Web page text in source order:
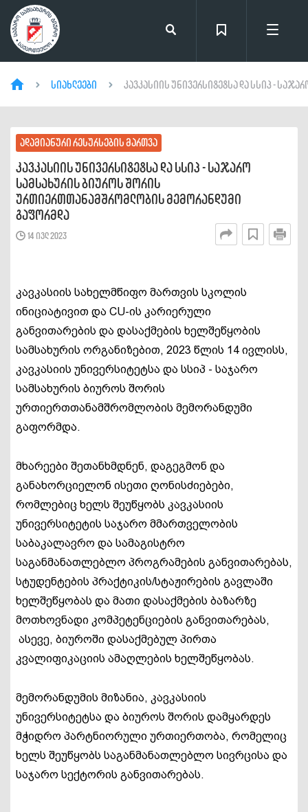
სიახლეები კავკასიის უნივერსიტეტსა და სსიპ -
ადამიანური რესურსების მართვა
კავკასიის უნივერსიტეტსა და სსიპ - საჯარო
სამსახურის ბიუროს შორის
ურთიერთთანამშრომლობის მემორანდუმი
გაფორმდა
14 ივლ 2023
კავკასიის სახელმწიფო მართვის სკოლის
ინიციატივით და CU-ის კარიერული
განვითარების და დასაქმების ხელშეწყობის
სამსახურის ორგანიზებით, 2023 წლის 14 ივლისს,
კავკასიის უნივერსიტეტსა და სსიპ - საჯარო
სამსახურის ბიუროს შორის
ურთიერთთანამშრომლობის მემორანდუმი
გაფორმდა.
მხარეები შეთანხმდნენ, დაგეგმონ და
განახორციელონ ისეთი ღონისძიებები,
რომლებიც ხელს შეუწყობს კავკასიის
უნივერსიტეტის საჯარო მმართველობის
საბაკალავრო და სამაგისტრო
საგანმანათლებლო პროგრამების განვითარებას,
სტუდენტების პრაქტიკის/სტაჟირების გავლაში
ხელშეწყობას და მათი დასაქმების ბაზარზე
მოთხოვნადი კომპეტენციების განვითარებას,
ასევე, ბიუროში დასაქმებულ პირთა
კვალიფიკაციის ამაღლების ხელშეწყობას.
მემორანდუმის მიზანია, კავკასიის
უნივერსიტეტსა და ბიუროს შორის დამყარდეს
მჭიდრო პარტნიორული ურთიერთობა, რომელიც
ხელს შეუწყობს საგანმანათლებლო სივრცისა და
საჯარო სექტორის განვითარებას.